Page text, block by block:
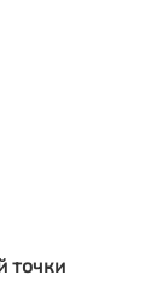
точки